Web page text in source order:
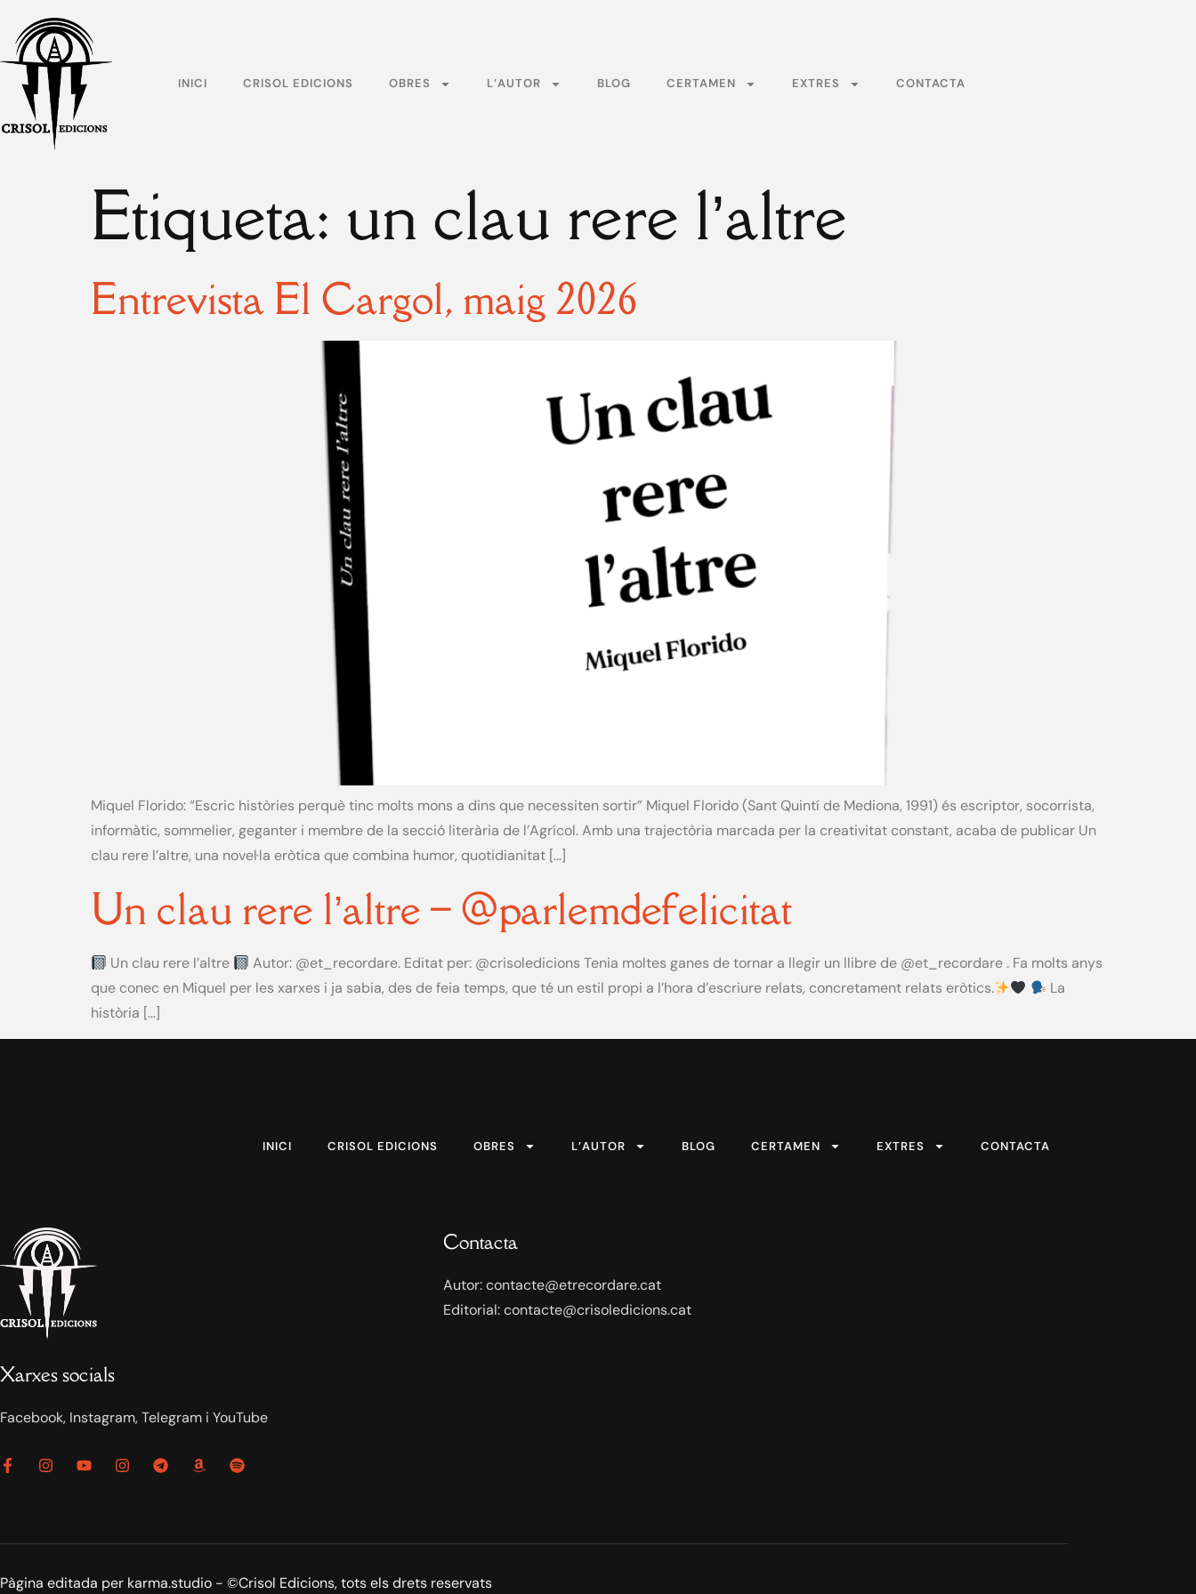
INICI CRISOL EDICIONS OBRES L’AUTOR BLOG CERTAMEN EXTRES CONTACTA
Etiqueta: un clau rere l’altre
Entrevista El Cargol, maig 2026
Miquel Florido: “Escric històries perquè tinc molts mons a dins que necessiten sortir” Miquel Florido (Sant Quintí de Mediona, 1991) és escriptor, socorrista,
informàtic, sommelier, geganter i membre de la secció literària de l’Agrícol. Amb una trajectòria marcada per la creativitat constant, acaba de publicar Un
clau rere l’altre, una novel·la eròtica que combina humor, quotidianitat […]
Un clau rere l’altre – @parlemdefelicitat
Un clau rere l’altre
Autor: @et_recordare. Editat per: @crisoledicions Tenia moltes ganes de tornar a llegir un llibre de @et_recordare . Fa molts anys
que conec en Miquel per les xarxes i ja sabia, des de feia temps, que té un estil propi a l’hora d’escriure relats, concretament relats eròtics.
La
història […]
INICI CRISOL EDICIONS OBRES L’AUTOR BLOG CERTAMEN EXTRES CONTACTA
Xarxes socials
Facebook, Instagram, Telegram i YouTube
Contacta
Autor: contacte@etrecordare.cat
Editorial: contacte@crisoledicions.cat
Pàgina editada per karma.studio - ©Crisol Edicions, tots els drets reservats